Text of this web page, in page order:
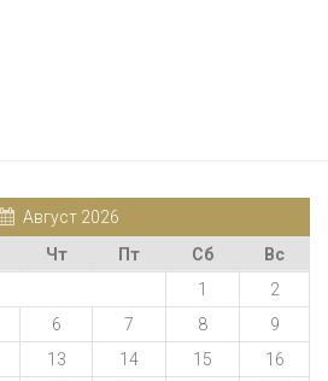
Август 2026
Чт Пт Сб
Вс
1
2
6 7 8
9
13 14 15
16